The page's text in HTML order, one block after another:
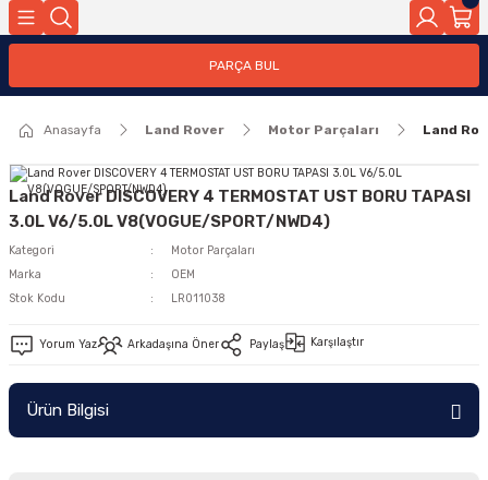
PARÇA BUL
Anasayfa Land Rover Motor Parçaları Land
Land Rover DISCOVERY 4 TERMOSTAT UST BORU TAPASI
3.0L V6/5.0L V8(VOGUE/SPORT/NWD4)
Kategori
Motor Parçaları
Marka
OEM
Stok Kodu
LR011038
Yorum Yaz Arkadaşına Öner Paylaş Karşılaştır
Ürün Bilgisi